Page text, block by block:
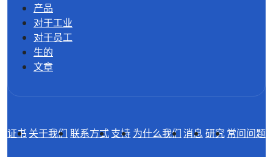
产品
对于工业
对于员工
生的
文章
证书 关于我们 联系方式支持 为什么我们消息 研究 常问问题